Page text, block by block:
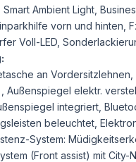
Ambient Light,
vorn und hinten,
Voll-LED,
an
Außenspiegel elektr.
integriert,
beleuchtet,
System:
(Front assist) mit